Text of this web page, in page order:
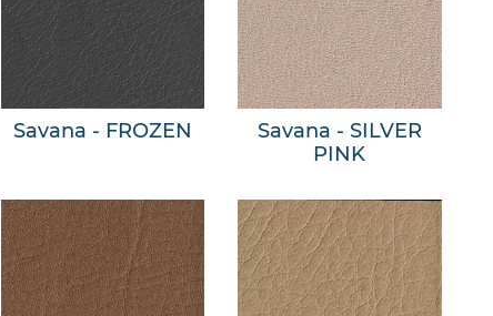
Savana - FROZEN
Savana - SILVER
PINK